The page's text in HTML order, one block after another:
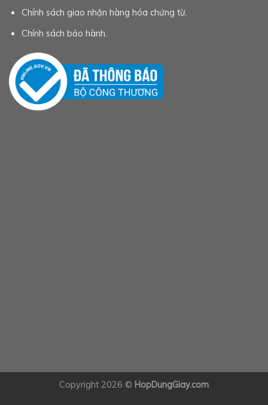
Chính sách giao nhận hàng hóa chứng từ.
Chính sách bảo hành.
Copyright 2026 © HopDungGiay.com